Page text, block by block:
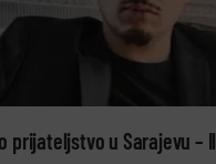
prijateljstvo u Sarajevu –